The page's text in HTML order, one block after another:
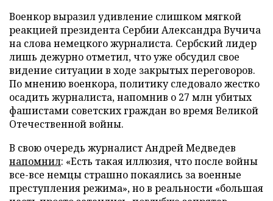
Военкор выразил удивление слишком мягкой
реакцией президента Сербии Александра Вучича
на слова немецкого журналиста. Сербский лидер
лишь дежурно отметил, что уже обсудил свое
видение ситуации в ходе закрытых переговоров.
По мнению военкора, политику следовало жестко
осадить журналиста, напомнив о 27 млн убитых
фашистами советских граждан во время Великой
Отечественной войны.
В свою очередь журналист Андрей Медведев
напомнил: «Есть такая иллюзия, что после войны
все-все немцы страшно покаялись за военные
преступления режима», но в реальности «большая